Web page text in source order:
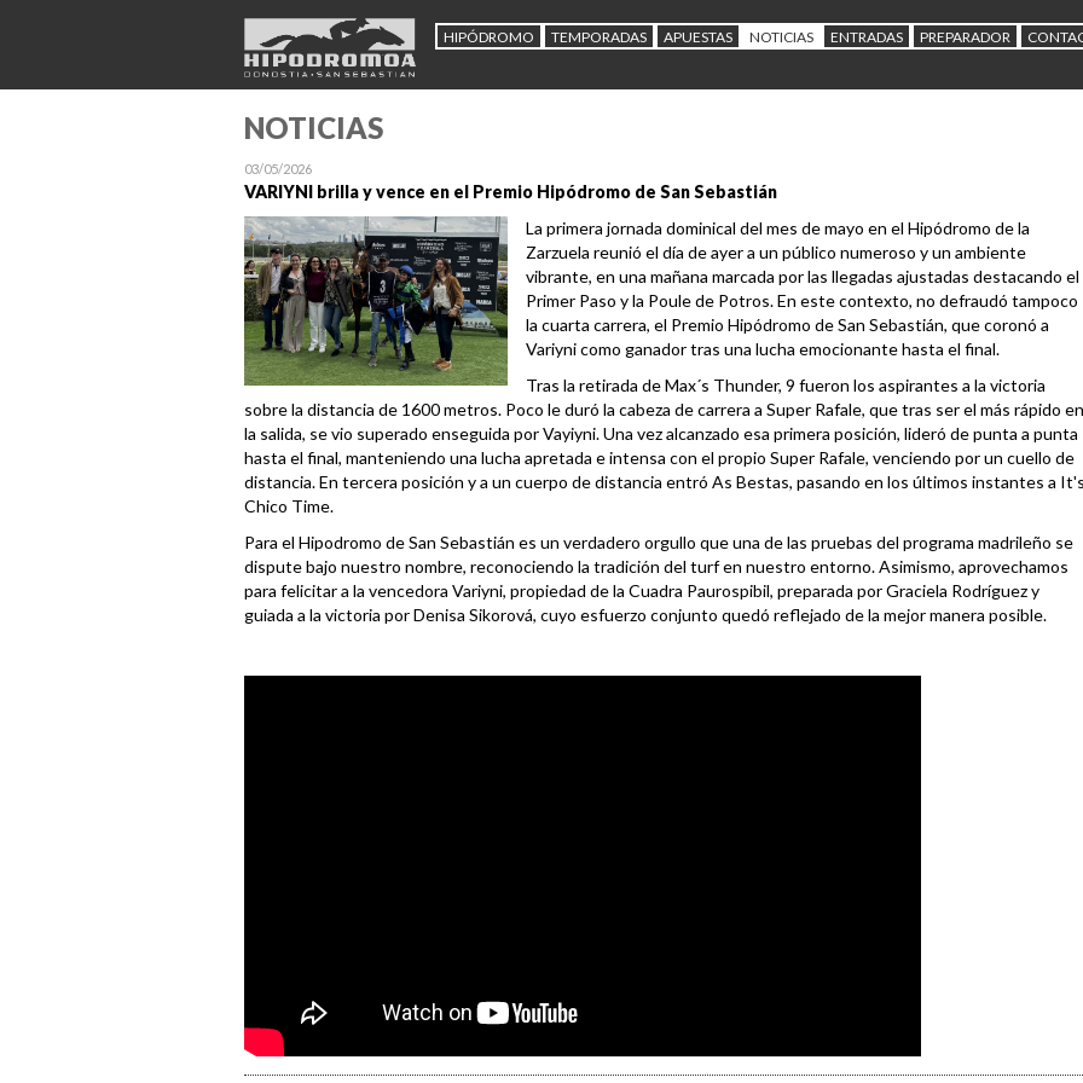
HIPÓDROMO TEMPORADAS APUESTAS NOTICIAS ENTRADAS PREPARADOR
NOTICIAS
03/05/2026
VARIYNI brilla y vence en el Premio Hipódromo de San Sebastián
La primera jornada dominical del mes de mayo en el Hipódromo de la
Zarzuela reunió el día de ayer a un público numeroso y un ambiente
vibrante, en una mañana marcada por las llegadas ajustadas destacando el
Primer Paso y la Poule de Potros. En este contexto, no defraudó tampoco
la cuarta carrera, el Premio Hipódromo de San Sebastián, que coronó a
Variyni como ganador tras una lucha emocionante hasta el final.
Tras la retirada de Max´s Thunder, 9 fueron los aspirantes a la victoria
sobre la distancia de 1600 metros. Poco le duró la cabeza de carrera a Super Rafale, que tras ser el más rápido en
la salida, se vio superado enseguida por Vayiyni. Una vez alcanzado esa primera posición, lideró de punta a punta
hasta el final, manteniendo una lucha apretada e intensa con el propio Super Rafale, venciendo por un cuello de
distancia. En tercera posición y a un cuerpo de distancia entró As Bestas, pasando en los últimos instantes a It's
Chico Time.
Para el Hipodromo de San Sebastián es un verdadero orgullo que una de las pruebas del programa madrileño se
dispute bajo nuestro nombre, reconociendo la tradición del turf en nuestro entorno. Asimismo, aprovechamos
para felicitar a la vencedora Variyni, propiedad de la Cuadra Paurospibil, preparada por Graciela Rodríguez y
guiada a la victoria por Denisa Sikorová, cuyo esfuerzo conjunto quedó reflejado de la mejor manera posible.